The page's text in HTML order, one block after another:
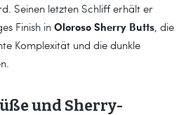
Seinen letzten Schliff erhält er
Finish in Oloroso Sherry Butts , die
Komplexität und die dunkle
und Sherry-